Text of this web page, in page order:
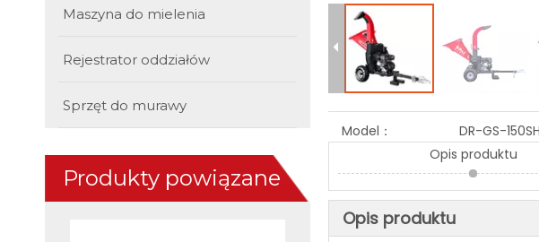
Maszyna do mielenia
Rejestrator oddziałów
Sprzęt do murawy
Produkty powiązane
Model： DR-GS-150SH
Opis produktu
Opis produktu